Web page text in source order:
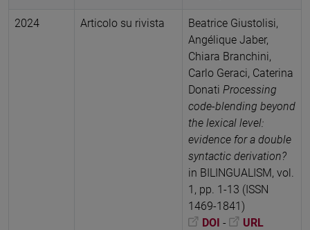
2024 Articolo su rivista
Beatrice Giustolisi,
Angélique Jaber,
Chiara Branchini,
Carlo Geraci, Caterina
Donati Processing
code-blending beyond
the lexical level:
evidence for a double
syntactic derivation?
in BILINGUALISM, vol.
1, pp. 1-13 (ISSN
1469-1841)
DOI -
URL